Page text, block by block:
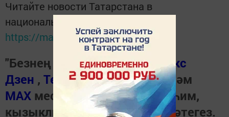
Читайте новости Татарстана в
национальном мессенджере MАХ:
https://max.ru/tatmedia
"Безнең Чирмешән"неңЯндекс
Дзен , Телеграм каналында һәм
МАХ мессенджеренда иң мөһим,
кызыклы вакыйгаларны күзәтегез.